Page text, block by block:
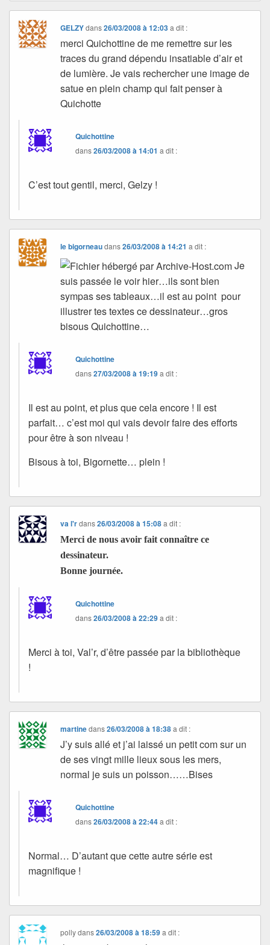
GELZYdans26/03/2008 à 12:03 a dit :
merci Quichottine de me remettre sur les
traces du grand dépendu insatiable d’air et
de lumière. Je vais rechercher une image de
satue en plein champ qui fait penser à
Quichotte
Quichottine
dans26/03/2008 à 14:01 a dit :
C’est tout gentil, merci, Gelzy !
le bigorneaudans26/03/2008 à 14:21 a dit :
Je
suis passée le voir hier…ils sont bien
sympas ses tableaux…il est au point pour
illustrer tes textes ce dessinateur…gros
bisous Quichottine…
Quichottine
dans27/03/2008 à 19:19a dit :
Il est au point, et plus que cela encore ! Il est
parfait… c’est moi qui vais devoir faire des efforts
pour être à son niveau !
Bisous à toi, Bigornette… plein !
va l'rdans26/03/2008 à 15:08 a dit :
Merci de nous avoir fait connaître ce
dessinateur.
Bonne journée.
Quichottine
dans26/03/2008 à 22:29a dit :
Merci à toi, Val’r, d’être passée par la bibliothèque
!
martinedans26/03/2008 à 18:38 a dit :
J’y suis allé et j’ai laissé un petit com sur un
de ses vingt mille lieux sous les mers,
normal je suis un poisson……Bises
Quichottine
dans26/03/2008 à 22:44a dit :
Normal… D’autant que cette autre série est
magnifique !
pollydans26/03/2008 à 18:59 a dit :